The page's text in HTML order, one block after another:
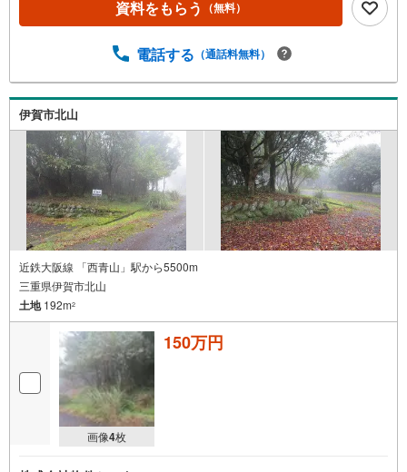
資料をもらう （無料）
電話する （通話料無料）
伊賀市北山
近鉄大阪線 「西青山」駅から5500m
三重県伊賀市北山
土地192m2
画像4枚
150万円